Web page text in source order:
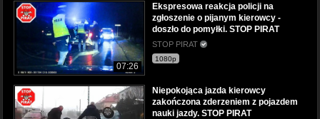
07:26
Ekspresowa reakcja policji na
zgłoszenie o pijanym kierowcy -
doszło do pomyłki. STOP PIRAT
STOP PIRAT
1080p
Niepokojąca jazda kierowcy
zakończona zderzeniem z pojazdem
nauki jazdy. STOP PIRAT